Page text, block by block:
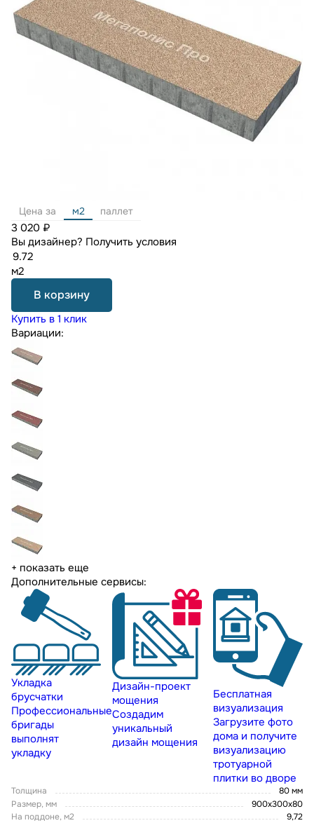
Цена за м2 паллет
3 020 ₽
Вы дизайнер? Получить условия
м2
В корзину
Купить в 1 клик
Вариации:
+ показать еще
Дополнительные сервисы:
Укладка
брусчатки
Профессиональные
бригады
выполнят
укладку
Дизайн-проект
мощения
Создадим
уникальный
дизайн мощения
Бесплатная
визуализация
Загрузите фото
дома и получите
визуализацию
тротуарной
плитки во дворе
Толщина
80 мм
Размер, мм
900x300x80
На поддоне, м2
9,72